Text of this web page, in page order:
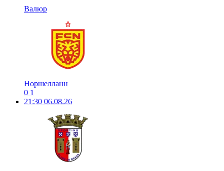
Валюр
Норшелланн
0 1
21:30 06.08.26